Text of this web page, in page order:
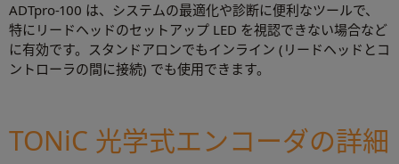
ADTpro-100 は、システムの最適化や診断に便利なツールで、
特にリードヘッドのセットアップ LED を視認できない場合など
に有効です。スタンドアロンでもインライン (リードヘッドとコ
ントローラの間に接続) でも使用できます。
TONiC 光学式エンコーダの詳細